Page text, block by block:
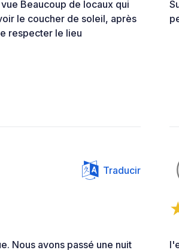
Beaucoup de locaux qui
le coucher de soleil, après
respecter le lieu
Traducir
Nous avons passé une nuit